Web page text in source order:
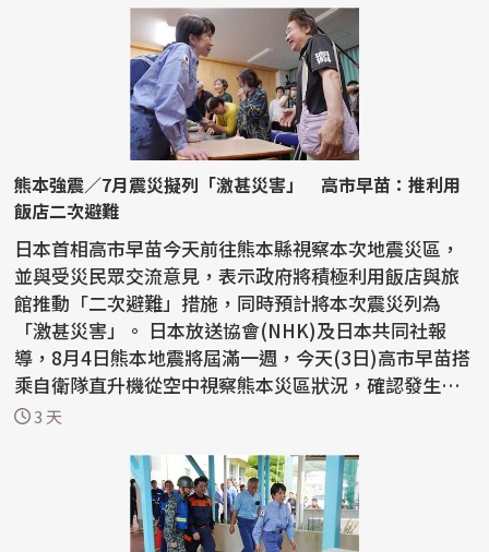
熊本強震／7月震災擬列「激甚災害」 高市早苗：推利用
飯店二次避難
日本首相高市早苗今天前往熊本縣視察本次地震災區，
並與受災民眾交流意見，表示政府將積極利用飯店與旅
館推動「二次避難」措施，同時預計將本次震災列為
「激甚災害」。 日本放送協會(NHK)及日本共同社報
導，8月4日熊本地震將屆滿一週，今天(3日)高市早苗搭
乘自衛隊直升機從空中視察熊本災區狀況，確認發生大
規模爆...
3 天